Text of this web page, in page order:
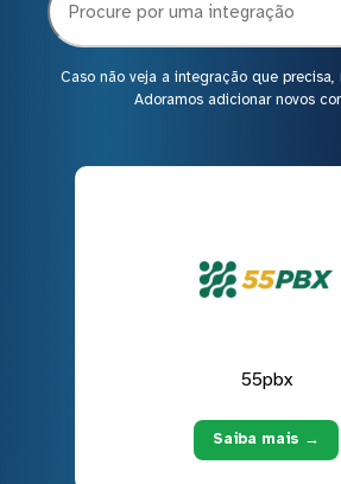
Caso não veja a integração que precisa,
Adoramos adicionar novos
55pbx
Saiba mais →